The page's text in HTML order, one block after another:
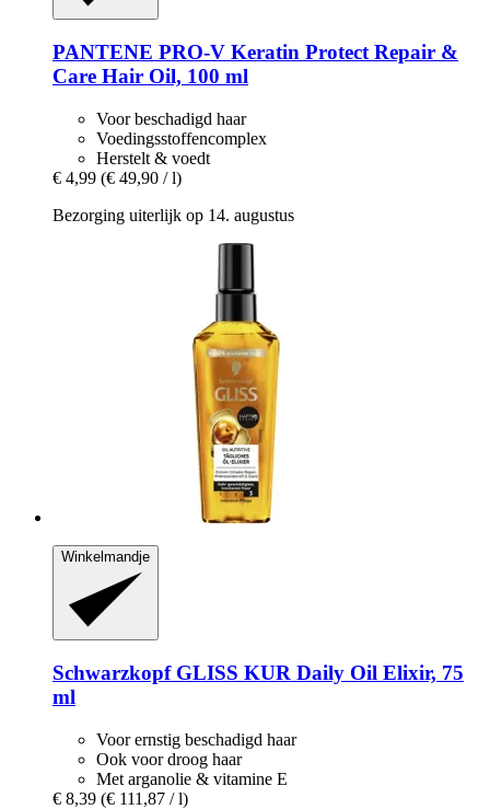
PANTENE PRO-V Keratin Protect Repair &
Care Hair Oil, 100 ml
Voor beschadigd haar
Voedingsstoffencomplex
Herstelt & voedt
€ 4,99 (€ 49,90 / l)
Bezorging uiterlijk op 14. augustus
Winkelmandje
SchwarzkopfGLISS KUR Daily Oil Elixir, 75
ml
Voor ernstig beschadigd haar
Ook voor droog haar
Met arganolie & vitamine E
€ 8,39 (€ 111,87 / l)